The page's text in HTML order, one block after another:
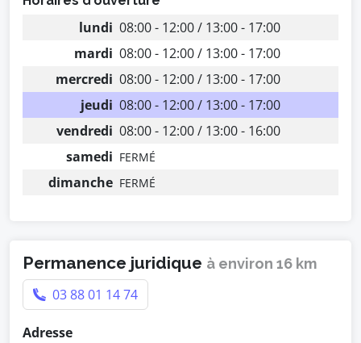
lundi 08:00 - 12:00 / 13:00 - 17:00
mardi 08:00 - 12:00 / 13:00 - 17:00
mercredi 08:00 - 12:00 / 13:00 - 17:00
jeudi 08:00 - 12:00 / 13:00 - 17:00
vendredi 08:00 - 12:00 / 13:00 - 16:00
samedi FERMÉ
dimanche FERMÉ
Permanence juridique à environ 16 km
03 88 01 14 74
Adresse